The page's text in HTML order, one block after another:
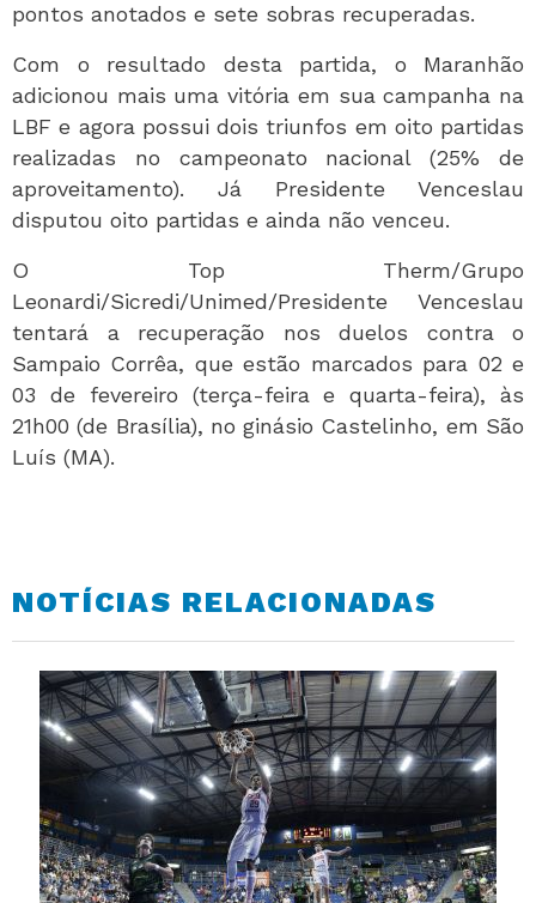
pontos anotados e sete sobras recuperadas.
Com o resultado desta partida, o Maranhão
adicionou mais uma vitória em sua campanha na
LBF e agora possui dois triunfos em oito partidas
realizadas no campeonato nacional (25% de
aproveitamento). Já Presidente Venceslau
disputou oito partidas e ainda não venceu.
O Top Therm/Grupo
Leonardi/Sicredi/Unimed/Presidente Venceslau
tentará a recuperação nos duelos contra o
Sampaio Corrêa, que estão marcados para 02 e
03 de fevereiro (terça-feira e quarta-feira), às
21h00 (de Brasília), no ginásio Castelinho, em São
Luís (MA).
NOTÍCIAS RELACIONADAS